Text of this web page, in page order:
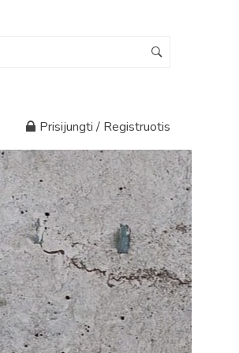
Prisijungti / Registruotis